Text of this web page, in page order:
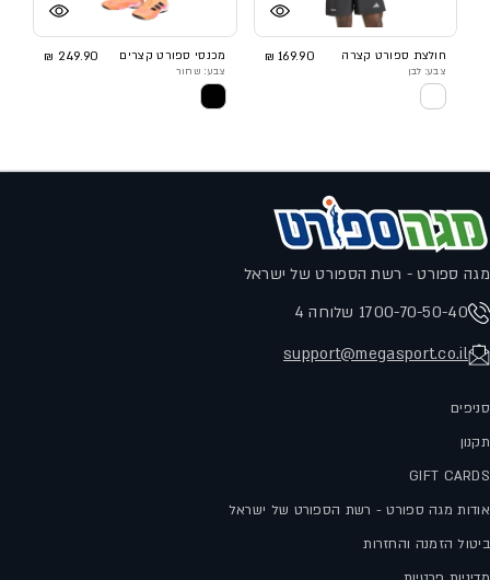
חולצת ספורט קצרה 169.90 ₪
צבע: לבן
מכנסי ספורט קצרים 249.90 ₪
צבע: שחור
מגה ספורט - רשת הספורט של ישראל
1700-70-50-40 שלוחה 4
support@megasport.co.il
סניפים
תקנון
GIFT CARDS
אודות מגה ספורט - רשת הספורט של ישראל
ביטול הזמנה והחזרות